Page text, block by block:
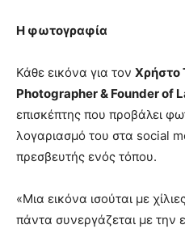
Η φωτογραφία
Κάθε εικόνα για τον Χρήστο
Photographer& Founderof
επισκέπτης που προβάλει
λογαριασμό του στα social
πρεσβευτής ενός τόπου.
«Μια εικόνα ισούται με
πάντα συνεργάζεται με την